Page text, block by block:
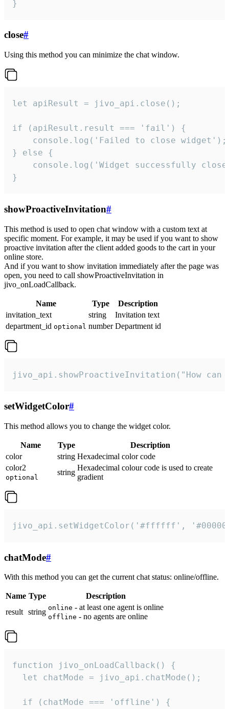
}
close#
Using this method you can minimize the chat window.
let apiResult = jivo_api.close();
if (apiResult.result === 'fail') {
    console.log('Failed to close widget');
} else {
console.log('Widget successfully
}
showProactiveInvitation#
This method is used to open chat window with a custom text at
specific moment. For example, it may be used if you want to show
proactive invitation after the client added goods to the cart in your
online store.
And if you want to show invitation immediately after the page was
open, you need to call showProactiveInvitation in
jivo_onLoadCallback.
Name Type
Description
invitation_text
string
Invitation text
department_id optional number Department id
jivo_api.showProactiveInvitation("How
setWidgetColor#
This method allows you to change the widget color.
Name Type
Description
color
string Hexadecimal color code
color2
optional
string
Hexadecimal colour code is used to create
gradient
jivo_api.setWidgetColor('#ffffff',
chatMode#
With this method you can get the current chat status: online/offline.
Name Type
Description
result string online - at least one agent is online
offline - no agents are online
function jivo_onLoadCallback() {
  let chatMode = jivo_api.chatMode();
  if (chatMode === 'offline') {